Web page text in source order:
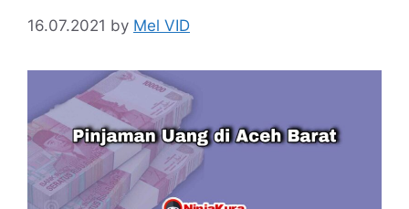
16.07.2021 by Mel VID